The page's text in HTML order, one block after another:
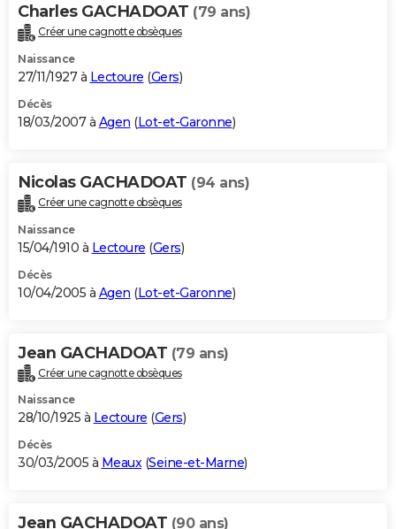
Charles GACHADOAT (79 ans)
Créer une cagnotte obsèques
Naissance
27/11/1927 à Lectoure (Gers)
Décès
18/03/2007 à Agen (Lot-et-Garonne)
Nicolas GACHADOAT (94 ans)
Créer une cagnotte obsèques
Naissance
15/04/1910 à Lectoure (Gers)
Décès
10/04/2005 à Agen (Lot-et-Garonne)
Jean GACHADOAT (79 ans)
Créer une cagnotte obsèques
Naissance
28/10/1925 à Lectoure (Gers)
Décès
30/03/2005 à Meaux(Seine-et-Marne)
Jean GACHADOAT (90 ans)